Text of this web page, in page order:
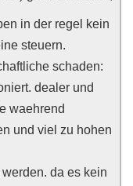
in der regel kein
steuern.
schaden:
dealer und
waehrend
und viel zu hohen
da es kein